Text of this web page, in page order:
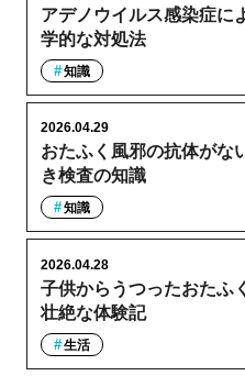
アデノウイルス感染症に
学的な対処法
知識
おたふく風邪の抗体がな
き検査の知識
2026.04.29
知識
子供からうつったおたふ
壮絶な体験記
2026.04.28
生活